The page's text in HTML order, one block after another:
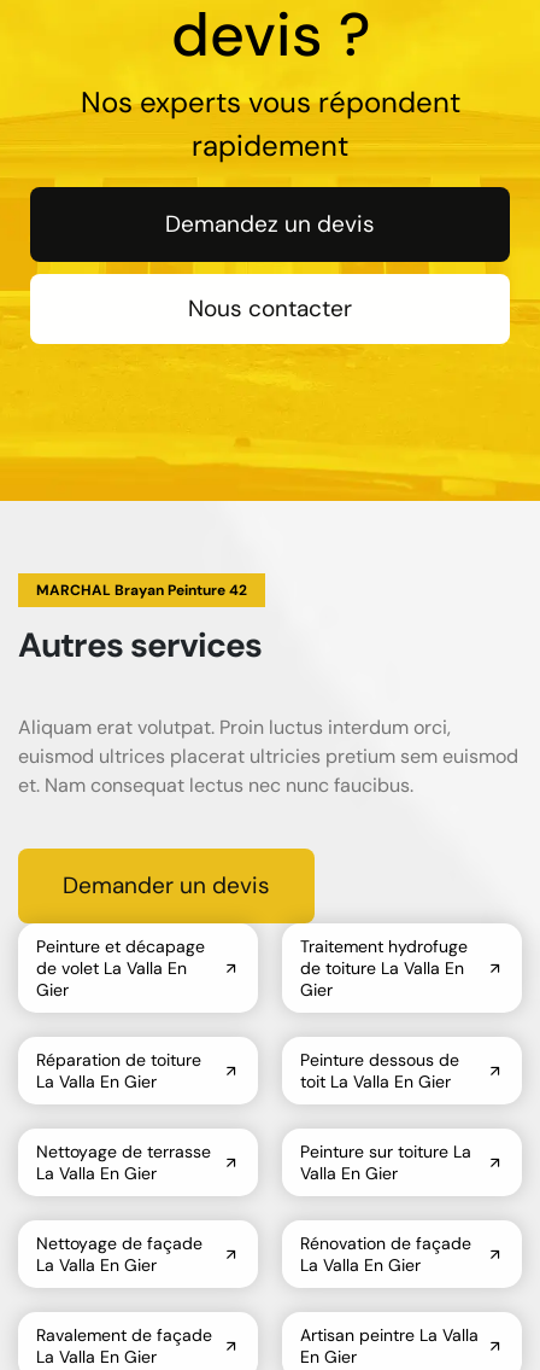
devis ?
Nos experts vous répondent
rapidement
Demandez un devis
Nous contacter
MARCHAL Brayan Peinture 42
Autres services
Aliquam erat volutpat. Proin luctus interdum orci,
euismod ultrices placerat ultricies pretium sem euismod
et. Nam consequat lectus nec nunc faucibus.
Demander un devis
Peinture et décapage
de volet La Valla En
Gier
Traitement hydrofuge
de toiture La Valla En
Gier
Réparation de toiture
La Valla En Gier
Peinture dessous de
toit La Valla En Gier
Nettoyage de terrasse
La Valla En Gier
Peinture sur toiture La
Valla En Gier
Nettoyage de façade
La Valla En Gier
Rénovation de façade
La Valla En Gier
Ravalement de façade
La Valla En Gier
Artisan peintre La Valla
En Gier